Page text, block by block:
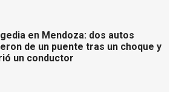
en Mendoza: dos autos
de un puente tras un choque y
un conductor